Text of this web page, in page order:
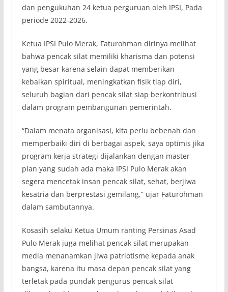
dan pengukuhan 24 ketua perguruan oleh IPSI, Pada
periode 2022-2026.
Ketua IPSI Pulo Merak, Faturohman dirinya melihat
bahwa pencak silat memiliki kharisma dan potensi
yang besar karena selain dapat memberikan
kebaikan spiritual, meningkatkan fisik tiap diri,
seluruh bagian dari pencak silat siap berkontribusi
dalam program pembangunan pemerintah.
“Dalam menata organisasi, kita perlu bebenah dan
memperbaiki diri di berbagai aspek, saya optimis jika
program kerja strategi dijalankan dengan master
plan yang sudah ada maka IPSI Pulo Merak akan
segera mencetak insan pencak silat, sehat, berjiwa
kesatria dan berprestasi gemilang,” ujar Faturohman
dalam sambutannya.
Kosasih selaku Ketua Umum ranting Persinas Asad
Pulo Merak juga melihat pencak silat merupakan
media menanamkan jiwa patriotisme kepada anak
bangsa, karena itu masa depan pencak silat yang
terletak pada pundak pengurus pencak silat